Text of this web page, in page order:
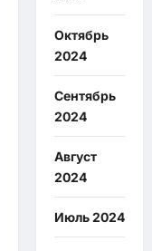
Октябрь
2024
Сентябрь
2024
Август
2024
Июль 2024